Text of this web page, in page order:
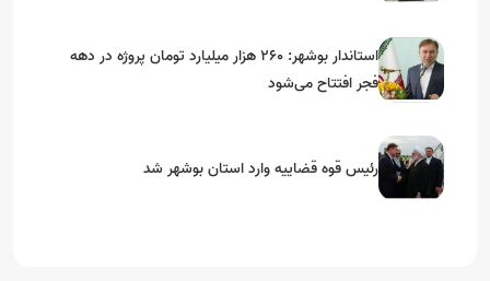
استاندار بوشهر: ۲۶۰ هزار میلیارد تومان پروژه در دهه
فجر افتتاح می‌شود
رئیس قوه قضاییه وارد استان بوشهر شد